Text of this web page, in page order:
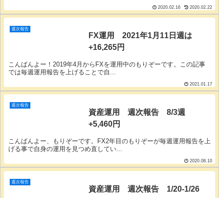
2020.02.16 2020.02.22
週次報告
FX運用 2021年1月11日週は
+16,265円
こんばんよー！2019年4月からFXを運用中のもりぞーです。この記事
では毎週運用報告を上げることで自...
2021.01.17
週次報告
資産運用 週次報告 8/3週
+5,460円
こんばんよー、もりぞーです。FX2年目のもりぞーが毎週運用報告を上
げる事で自身の運用を見つめ直してい...
2020.08.10
週次報告
資産運用 週次報告 1/20-1/26